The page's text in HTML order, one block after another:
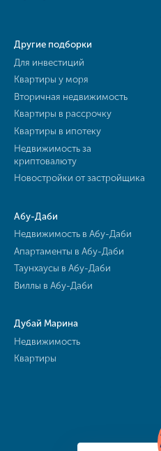
Другие подборки
Для инвестиций
Квартиры у моря
Вторичная недвижимость
Квартиры в рассрочку
Квартиры в ипотеку
Недвижимость за
криптовалюту
Новостройки от застройщика
Абу-Даби
Недвижимость в Абу-Даби
Апартаменты в Абу-Даби
Таунхаусы в Абу-Даби
Виллы в Абу-Даби
Дубай Марина
Недвижимость
Квартиры